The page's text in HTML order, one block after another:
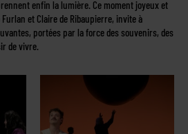
enfin la lumière. Ce moment joyeux et
et Claire de Ribaupierre, invite à
portées par la force des souvenirs, des
de vivre.